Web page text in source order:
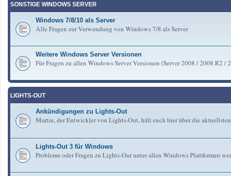
SONSTIGE WINDOWS SERVER
Windows 7/8/10 als Server
Alle Fragen zur Verwendung von Windows 7/8 als Server
Weitere Windows Server Versionen
Für Fragen zu allen Windows Server Versionen (Server 2008 / 2008 R2 /
LIGHTS-OUT
Ankündigungen zu Lights-Out
Martin, der Entwickler von Lights-Out, hält euch hier über die
Lights-Out 3 für Windows
Probleme oder Fragen zu Lights-Out unter allen Windows Plattformen